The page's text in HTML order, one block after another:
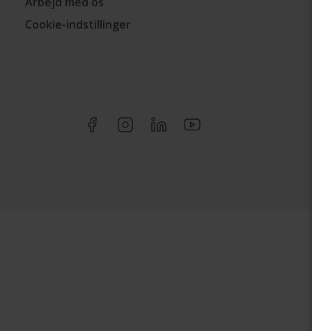
Cookie-indstillinger